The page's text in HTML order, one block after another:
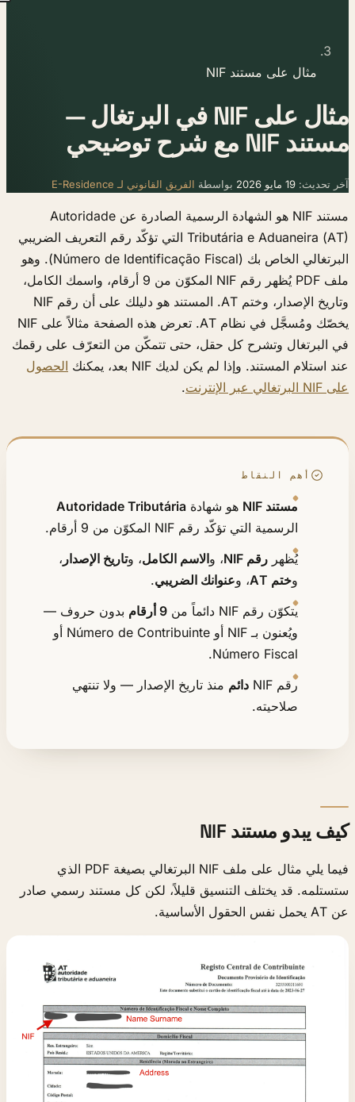
مثال على مستند NIF
مثال على NIF في البرتغال —
مستند NIF مع شرح توضيحي
آخر تحديث: 19 مايو 2026 بواسطة الفريق القانوني لـ E-Residence
مستند NIF هو الشهادة الرسمية الصادرة عن Autoridade
Tributária e Aduaneira (AT) التي تؤكّد رقم التعريف الضريبي
البرتغالي الخاص بك (Número de Identificação Fiscal). وهو
ملف PDF يُظهر رقم NIF المكوّن من 9 أرقام، واسمك الكامل،
وتاريخ الإصدار، وختم AT. المستند هو دليلك على أن رقم NIF
يخصّك ومُسجَّل في نظام AT. تعرض هذه الصفحة مثالاً على NIF
في البرتغال وتشرح كل حقل، حتى تتمكّن من التعرّف على رقمك
عند استلام المستند. وإذا لم يكن لديك NIF بعد، يمكنك
الحصول
على NIF البرتغالي عبر الإنترنت
.
أهم النقاط
مستند NIF هو شهادة Autoridade Tributária
الرسمية التي تؤكّد رقم NIF المكوّن من 9 أرقام.
يُظهر رقم NIF ، والاسم الكامل، وتاريخ الإصدار ،
وختم AT ، وعنوانك الضريبي.
يتكوّن رقم NIF دائماً من
9 أرقام
بدون حروف —
ويُعنون بـ NIF أو Número de Contribuinte أو
Número Fiscal.
رقم NIF
دائم منذ تاريخ الإصدار — ولا تنتهي
صلاحيته.
كيف يبدو مستند NIF
فيما يلي مثال على ملف NIF البرتغالي بصيغة PDF الذي
ستستلمه. قد يختلف التنسيق قليلاً، لكن كل مستند رسمي صادر
عن AT يحمل نفس الحقول الأساسية.